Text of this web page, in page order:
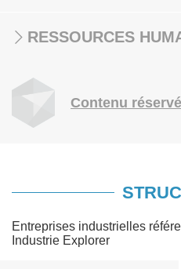
RESSOURCES
Contenu
Entreprises industrielles
Industrie Explorer